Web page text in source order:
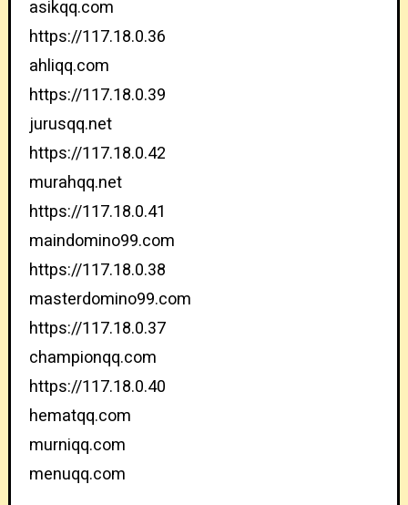
asikqq.com
https://117.18.0.36
ahliqq.com
https://117.18.0.39
jurusqq.net
https://117.18.0.42
murahqq.net
https://117.18.0.41
maindomino99.com
https://117.18.0.38
masterdomino99.com
https://117.18.0.37
championqq.com
https://117.18.0.40
hematqq.com
murniqq.com
menuqq.com